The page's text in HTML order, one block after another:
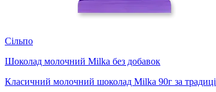
Сільпо
Шоколад молочний Milka без добавок
Класичний молочний шоколад Milka 90г за